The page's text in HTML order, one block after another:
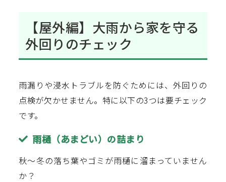
【屋外編】大雨から家を守る
外回りのチェック
雨漏りや浸水トラブルを防ぐためには、外回りの
点検が欠かせません。特に以下の3つは要チェック
です。
雨樋（あまどい）の詰まり
秋〜冬の落ち葉やゴミが雨樋に溜まっていません
か？